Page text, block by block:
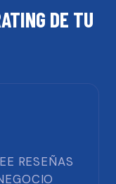
DE TU
RESEÑAS